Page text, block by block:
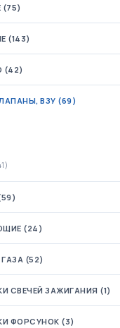
(143)
(42)
ВЗУ (69)
(24)
(52)
СВЕЧЕЙ ЗАЖИГАНИЯ (1)
ФОРСУНОК (3)